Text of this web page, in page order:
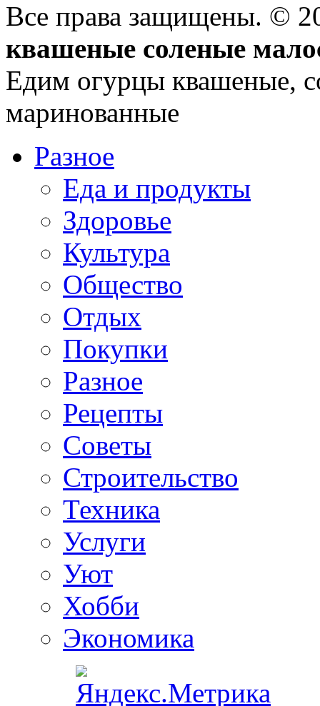
Все права защищены. ©
квашеные соленые
Едим огурцы квашеные,
маринованные
Разное
Еда и продукты
Здоровье
Культура
Общество
Отдых
Покупки
Разное
Рецепты
Советы
Строительство
Техника
Услуги
Уют
Хобби
Экономика